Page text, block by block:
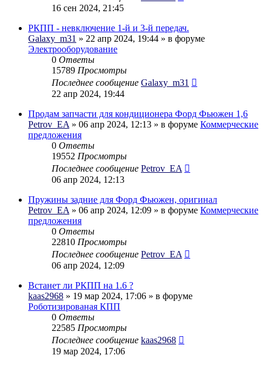
16 сен 2024, 21:45
РКПП - невключение 1-й и 3-й передач.
Galaxy_m31 » 22 апр 2024, 19:44 » в форуме
Электрооборудование
0 Ответы
15789 Просмотры
Последнее сообщение Galaxy_m31
22 апр 2024, 19:44
Продам запчасти для кондиционера Форд Фьюжен 1,6
Petrov_EA » 06 апр 2024, 12:13 » в форуме Коммерческие
предложения
0 Ответы
19552 Просмотры
Последнее сообщение Petrov_EA
06 апр 2024, 12:13
Пружины задние для Форд Фьюжен, оригинал
Petrov_EA » 06 апр 2024, 12:09 » в форуме Коммерческие
предложения
0 Ответы
22810 Просмотры
Последнее сообщение Petrov_EA
06 апр 2024, 12:09
Встанет ли РКПП на 1.6 ?
kaas2968 » 19 мар 2024, 17:06 » в форуме
Роботизированая КПП
0 Ответы
22585 Просмотры
Последнее сообщение kaas2968
19 мар 2024, 17:06